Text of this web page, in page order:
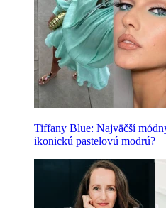
Tiffany Blue: Najväčší
ikonickú pastelovú modrú?